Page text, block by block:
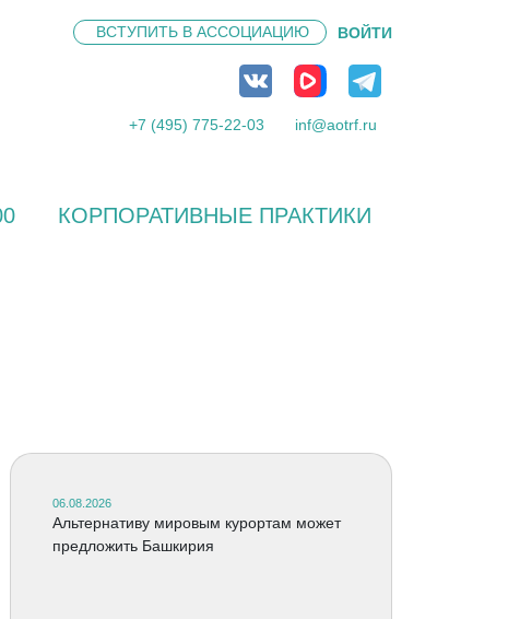
ВСТУПИТЬ В АССОЦИАЦИЮ ВОЙТИ
+7 (495) 775-22-03 inf@aotrf.ru
КОРПОРАТИВНЫЕ ПРАКТИКИ
06.08.2026
Альтернативу мировым курортам может
предложить Башкирия